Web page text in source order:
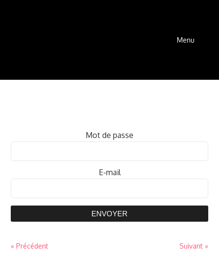
Menu
Mot de passe
E-mail
ENVOYER
« Précédent Suivant »